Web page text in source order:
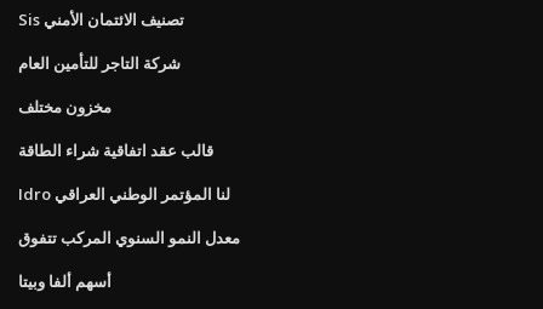
Sis تصنيف الائتمان الأمني
شركة التاجر للتأمين العام
مخزون مختلف
قالب عقد اتفاقية شراء الطاقة
Idro لنا المؤتمر الوطني العراقي
معدل النمو السنوي المركب تتفوق
أسهم ألفا وبيتا